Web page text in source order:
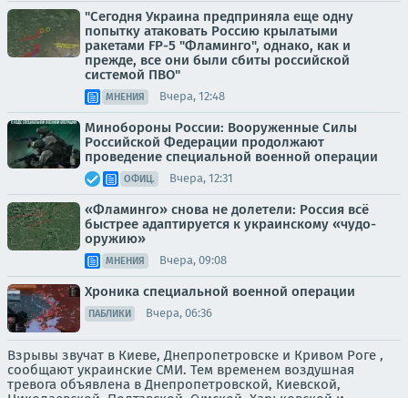
"Сегодня Украина предприняла еще одну
попытку атаковать Россию крылатыми
ракетами FP-5 "Фламинго", однако, как и
прежде, все они были сбиты российской
системой ПВО"
МНЕНИЯ Вчера, 12:48
Минобороны России: Вооруженные Силы
Российской Федерации продолжают
проведение специальной военной операции
ОФИЦ. Вчера, 12:31
«Фламинго» снова не долетели: Россия всё
быстрее адаптируется к украинскому «чудо-
оружию»
МНЕНИЯ Вчера, 09:08
Хроника специальной военной операции
ПАБЛИКИ Вчера, 06:36
Взрывы звучат в Киеве, Днепропетровске и Кривом Роге ,
сообщают украинские СМИ. Тем временем воздушная
тревога объявлена в Днепропетровской, Киевской,